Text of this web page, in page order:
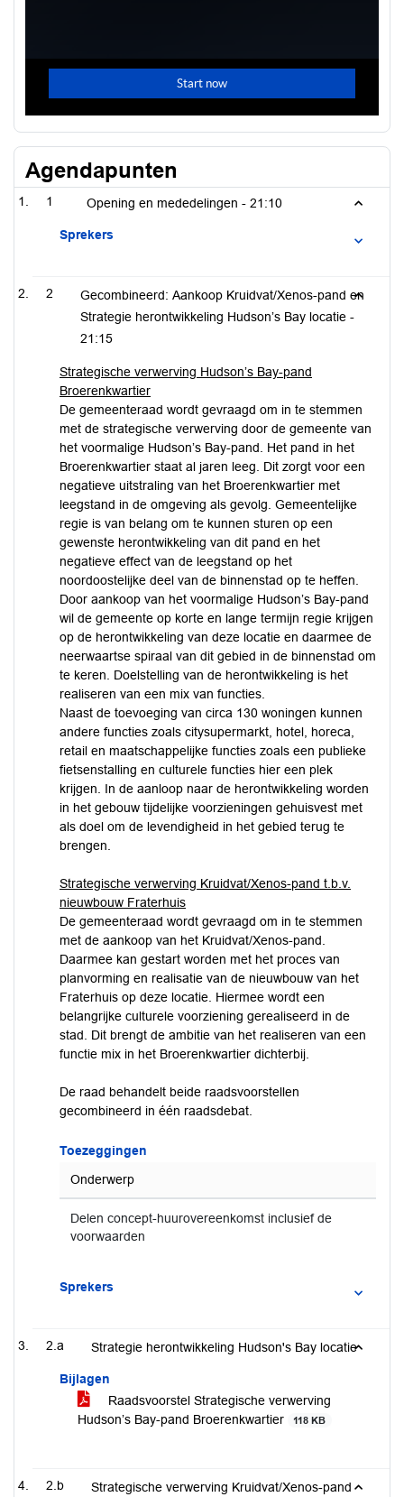
Agendapunten
1 Opening en mededelingen - 21:10
Sprekers
2
Gecombineerd: Aankoop Kruidvat/Xenos-pand en
Strategie herontwikkeling Hudson’s Bay locatie -
21:15
Strategische verwerving Hudson’s Bay-pand
Broerenkwartier
De gemeenteraad wordt gevraagd om in te stemmen
met de strategische verwerving door de gemeente van
het voormalige Hudson’s Bay-pand. Het pand in het
Broerenkwartier staat al jaren leeg. Dit zorgt voor een
negatieve uitstraling van het Broerenkwartier met
leegstand in de omgeving als gevolg. Gemeentelijke
regie is van belang om te kunnen sturen op een
gewenste herontwikkeling van dit pand en het
negatieve effect van de leegstand op het
noordoostelijke deel van de binnenstad op te heffen.
Door aankoop van het voormalige Hudson’s Bay-pand
wil de gemeente op korte en lange termijn regie krijgen
op de herontwikkeling van deze locatie en daarmee de
neerwaartse spiraal van dit gebied in de binnenstad om
te keren. Doelstelling van de herontwikkeling is het
realiseren van een mix van functies.
Naast de toevoeging van circa 130 woningen kunnen
andere functies zoals citysupermarkt, hotel, horeca,
retail en maatschappelijke functies zoals een publieke
fietsenstalling en culturele functies hier een plek
krijgen. In de aanloop naar de herontwikkeling worden
in het gebouw tijdelijke voorzieningen gehuisvest met
als doel om de levendigheid in het gebied terug te
brengen.
Strategische verwerving Kruidvat/Xenos-pand t.b.v.
nieuwbouw Fraterhuis
De gemeenteraad wordt gevraagd om in te stemmen
met de aankoop van het Kruidvat/Xenos-pand.
Daarmee kan gestart worden met het proces van
planvorming en realisatie van de nieuwbouw van het
Fraterhuis op deze locatie. Hiermee wordt een
belangrijke culturele voorziening gerealiseerd in de
stad. Dit brengt de ambitie van het realiseren van een
functie mix in het Broerenkwartier dichterbij.
De raad behandelt beide raadsvoorstellen
gecombineerd in één raadsdebat.
Toezeggingen
Onderwerp
Delen concept-huurovereenkomst inclusief de
voorwaarden
Sprekers
2.a Strategie herontwikkeling Hudson's Bay locatie
Bijlagen
Raadsvoorstel Strategische verwerving
Hudson’s Bay-pand Broerenkwartier
118 KB
2.b Strategische verwerving Kruidvat/Xenos-pand